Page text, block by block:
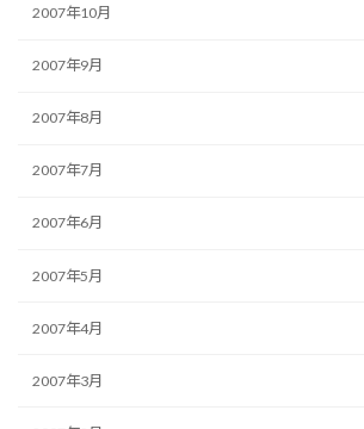
2007年10月
2007年9月
2007年8月
2007年7月
2007年6月
2007年5月
2007年4月
2007年3月